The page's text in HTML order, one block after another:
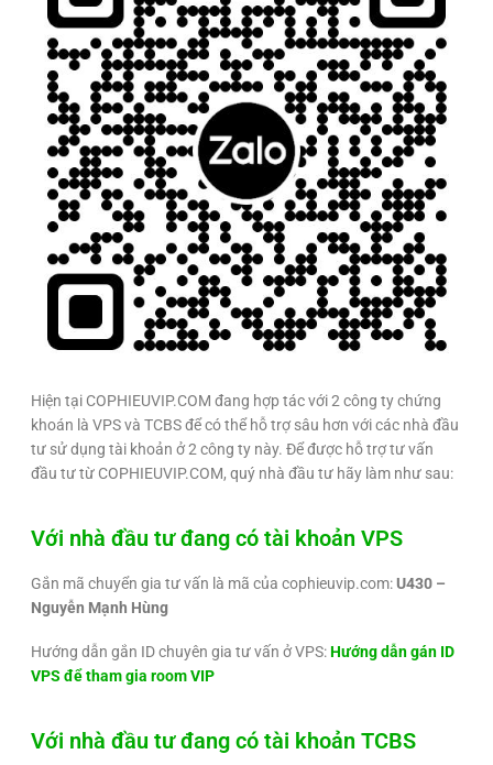
Hiện tại COPHIEUVIP.COM đang hợp tác với 2 công ty chứng
khoán là VPS và TCBS để có thể hỗ trợ sâu hơn với các nhà đầu
tư sử dụng tài khoản ở 2 công ty này. Để được hỗ trợ tư vấn
đầu tư từ COPHIEUVIP.COM, quý nhà đầu tư hãy làm như sau:
Với nhà đầu tư đang có tài khoản VPS
Gắn mã chuyển gia tư vấn là mã của cophieuvip.com:U430 –
Nguyễn Mạnh Hùng
Hướng dẫn gắn ID chuyên gia tư vấn ở VPS:Hướng dẫn gán ID
VPS để tham gia room VIP
Với nhà đầu tư đang có tài khoản TCBS